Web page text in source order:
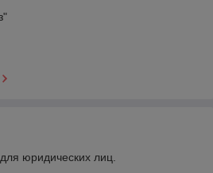
юридических лиц.